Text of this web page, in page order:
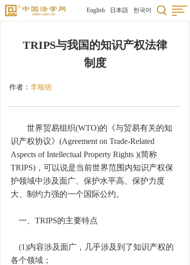
English 日本語 한국어
TRIPS与我国的知识产权法律
制度
作者： 李顺德
世界贸易组织(WTO)的《与贸易有关的知
识产权协议》(Agreement on Trade-Related
Aspects of Intellectual Property Rights )(简称
TRIPS)，可以说是当前世界范围内知识产权保
护领域中涉及面广、保护水平高、保护力度
大、制约力强的一个国际公约。
一、TRIPS的主要特点
(1)内容涉及面广，几乎涉及到了知识产权的
各个领域；